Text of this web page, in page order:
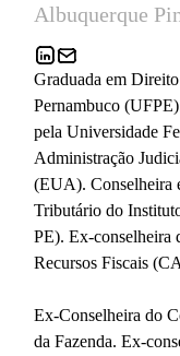
Albuquerque
Graduada em
Pernambuco
pela Universidade
Administração
(EUA). Conselheira
Tributário do
PE). Ex-conselheira
Recursos Fiscais
Ex-Conselheira do
da Fazenda. Ex-